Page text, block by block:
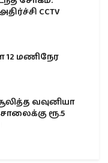
CCTV
12 மணிநேர
வவுனியா
ரூ.5